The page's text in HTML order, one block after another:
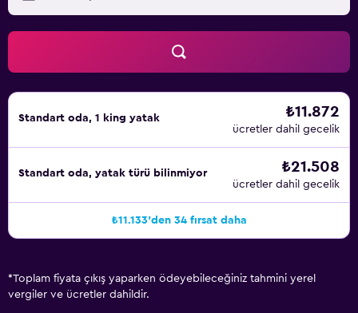
Standart oda, 1 king yatak ₺11.872
ücretler dahil gecelik
Standart oda, yatak türü bilinmiyor ₺21.508
ücretler dahil gecelik
₺11.133'den 34 fırsat daha
*Toplam fiyata çıkış yaparken ödeyebileceğiniz tahmini yerel
vergiler ve ücretler dahildir.